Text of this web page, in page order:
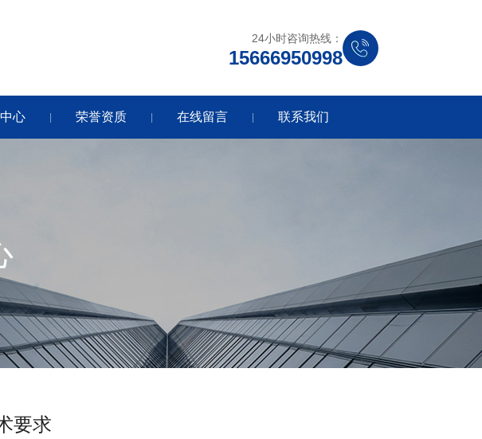
24小时咨询热线：
15666950998
心 | 荣誉资质 | 在线留言 | 联系我们
要求